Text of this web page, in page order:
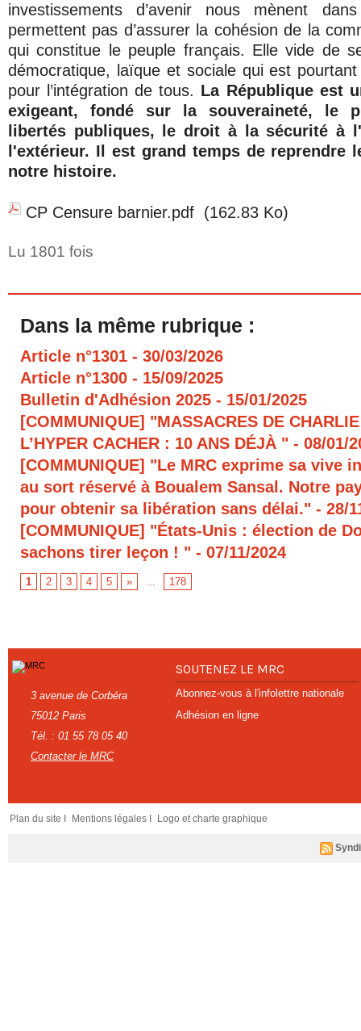
investissements d’avenir nous mènent
permettent pas d’assurer la cohésion de la
qui constitue le peuple français. Elle vide de
démocratique, laïque et sociale qui est
pour l’intégration de tous. La République est
exigeant, fondé sur la souveraineté, le
libertés publiques, le droit à la sécurité à
l'extérieur. Il est grand temps de reprendre
notre histoire.
CP Censure barnier.pdf (162.83 Ko)
Lu 1801 fois
Dans la même rubrique :
Article n°1301 - 30/03/2026
Article n°1300 - 15/09/2025
Bulletin d'Adhésion 2025 - 15/01/2025
[COMMUNIQUE] "MASSACRES DE
L’HYPER CACHER : 10 ANS DÉJÀ " - 08/01/
[COMMUNIQUE] "Le MRC exprime sa vive
au sort réservé à Boualem Sansal. Notre
pour obtenir sa libération sans délai." - 28/
[COMMUNIQUE] "États-Unis : élection de
sachons tirer leçon ! " - 07/11/2024
1 2 3 4 5 » ... 178
3 avenue de Corbéra
75012 Paris
Tél. : 01 55 78 05 40
Contacter le MRC
SOUTENEZ LE MRC
Abonnez-vous à l'infolettre nationale
Adhésion en ligne
Plan du site I Mentions légales I Logo et charte graphique